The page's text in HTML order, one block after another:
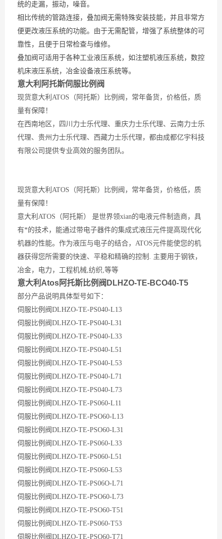
统的走漏，振动，噪音。
相比传统的管路连接，叠加阀无需特殊安装技能，并且非常方
便更改液压系统的功能。由于无需配管，增强了系统整体的可
靠性，且便于日常检查与维修。
叠加阀可适用于各种工业液压系统，如注塑机液压系统，数控
机床液压系统，冶金设备液压系统等。
意大利阿托斯伺服比例阀
现货意大利 ATOS （阿托斯）比例阀，常年备货，价格低，质
量有保障！
在西南地区，四川力士乐代理、重庆力士乐代理、云南力士乐
代理、贵州力士乐代理、西藏力士乐代理，都由成都亿宇科技
有限公司提供专业高效的服务团队。
现货意大利 ATOS （阿托斯）比例阀，常年备货，价格低，质
量有保障！
意大利 ATOS （阿托斯） 是世界领xian的电液元件制造商，具
有*的技术，能通过带电子器件的集成式液压元件提高现代化
机器的性能。作为液压与电子的结合， ATOS元件能使您的机
器获得您所需要的快速、平稳和精确的控制 . 主要用于钢铁，
冶金，电力，工程机械,纺织,等等
意大利Atos阿托斯比例阀DLHZO-TE-BCO40-T5
部分产品说明具体型号如下：
伺服比例阀DLHZO-TE-PS040-L13
伺服比例阀DLHZO-TE-PS040-L31
伺服比例阀DLHZO-TE-PS040-L33
伺服比例阀DLHZO-TE-PS040-L51
伺服比例阀DLHZO-TE-PS040-L53
伺服比例阀DLHZO-TE-PS040-L71
伺服比例阀DLHZO-TE-PS040-L73
伺服比例阀DLHZO-TE-PS060-L11
伺服比例阀DLHZO-TE-PSO60-L13
伺服比例阀DLHZO-TE-PSO60-L31
伺服比例阀DLHZO-TE-PS060-L33
伺服比例阀DLHZO-TE-PS060-L51
伺服比例阀DLHZO-TE-PS060-L53
伺服比例阀DLHZO-TE-PS06O-L71
伺服比例阀DLHZO-TE-PSO60-L73
伺服比例阀DLHZO-TE-PSO60-T51
伺服比例阀DLHZO-TE-PS060-T53
伺服比例阀DLHZO-TE-PSO60-T71